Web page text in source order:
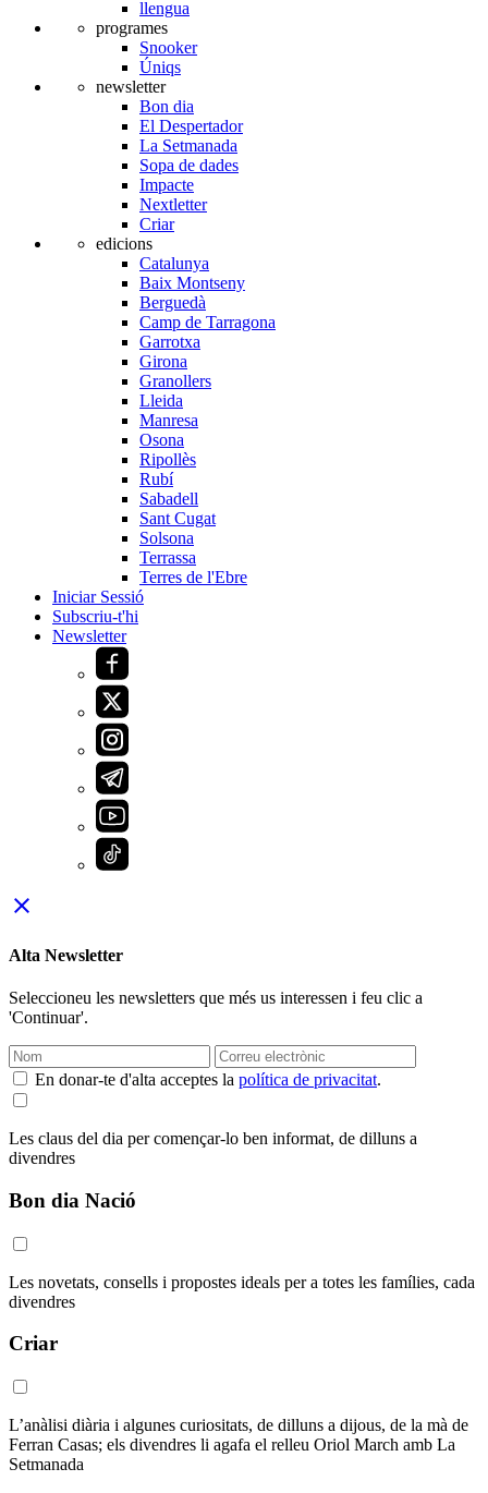
llengua
programes
Snooker
Úniqs
newsletter
Bon dia
El Despertador
La Setmanada
Sopa de dades
Impacte
Nextletter
Criar
edicions
Catalunya
Baix Montseny
Berguedà
Camp de Tarragona
Garrotxa
Girona
Granollers
Lleida
Manresa
Osona
Ripollès
Rubí
Sabadell
Sant Cugat
Solsona
Terrassa
Terres de l'Ebre
Iniciar Sessió
Subscriu-t'hi
Newsletter
close
Alta Newsletter
Seleccioneu les newsletters que més us interessen i feu clic a
'Continuar'.
En donar-te d'alta acceptes la política de privacitat.
Les claus del dia per començar-lo ben informat, de dilluns a
divendres
Bon dia Nació
Les novetats, consells i propostes ideals per a totes les famílies, cada
divendres
Criar
L’anàlisi diària i algunes curiositats, de dilluns a dijous, de la mà de
Ferran Casas; els divendres li agafa el relleu Oriol March amb La
Setmanada